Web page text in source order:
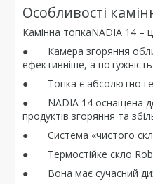
Особливості
Камінна топкаNADIA 14 –
● Камера згоряння
ефективніше, а
● Топка є абсолютно
● NADIA 14 оснащена
продуктів згоряння та
● Система «чистого
● Термостійке скло
● Вона має сучасний